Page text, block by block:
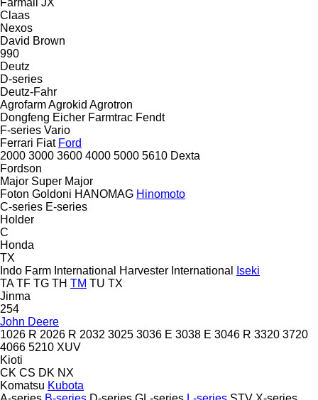
Claas
Nexos
David Brown
990
Deutz
D-series
Deutz-Fahr
AgrofarmAgrokid Agrotron
Dongfeng Eicher Farmtrac Fendt
F-series Vario
Ferrari Fiat Ford
2000 3000 3600 4000 5000 5610 Dexta
Fordson
Major Super Major
Foton Goldoni HANOMAG Hinomoto
C-series E-series
Holder
C
Honda
TX
Indo Farm International Harvester International
Iseki
TA TF TG TH TM TU TX
Jinma
254
John Deere
1026 R 2026 R 2032 3025 3036 E 3038 E 3046 R 3320 3720
4066 5210 XUV
Kioti
CK CS DK NX
Komatsu Kubota